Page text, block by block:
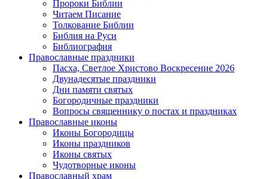
Пророки Библии
Читаем Писание
Толкование Библии
Библия на Руси
Библиография
Православные праздники
Пасха, Светлое Христово Воскресение 2026
Двунадесятые праздники
Дни памяти святых
Богородичные праздники
Вопросы священнику о постах и праздниках
Православные иконы
Иконы Богородицы
Иконы праздников
Иконы святых
Чудотворные иконы
Православный храм